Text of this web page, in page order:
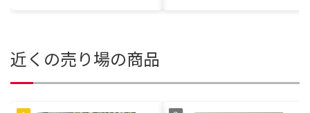
近くの売り場の商品